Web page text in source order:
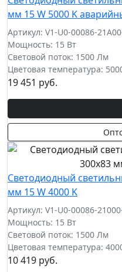
мм 15 W 5000 K
Артикул: V1-U0-00086-
Мощность: 15 Вт
Световой поток: 1500 Лм
Цветовая температура:
19 451 руб.
Светодиодный
мм 15 W 4000 K
Артикул: V1-U0-00086-
Мощность: 15 Вт
Световой поток: 1500 Лм
Цветовая температура:
10 419 руб.